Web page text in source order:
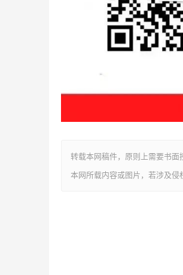
转载本网稿件，原则上需要书面
本网所载内容或图片，若涉及侵